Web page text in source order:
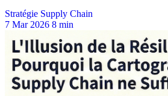
Stratégie Supply Chain
7 Mar 2026 8 min